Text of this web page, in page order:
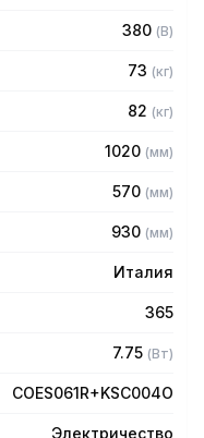
действий по
температуры,
2,4" для
мойки, меню,
380 (В)
73 (кг)
82 (кг)
1020 (мм)
570 (мм)
930 (мм)
Италия
365
7.75 (Вт)
COES061R+KSC004O
Электричество